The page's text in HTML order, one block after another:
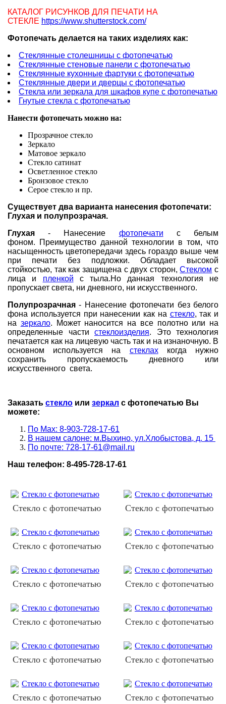
КАТАЛОГ РИСУНКОВ ДЛЯ ПЕЧАТИ НА
СТЕКЛЕ https://www.shutterstock.com/
Фотопечать делается на таких изделиях как:
Стеклянные столешницы с фотопечатью
Стеклянные стеновые панели с фотопечатью
Стеклянные кухонные фартуки с фотопечатью
Стеклянные двери и дверцы с фотопечатью
Стекла или зеркала для шкафов купе с фотопечатью
Гнутые стекла с фотопечатью
Нанести фотопечать можно на:
Прозрачное стекло
Зеркало
Матовое зеркало
Стекло сатинат
Осветленное стекло
Бронзовое стекло
Серое стекло и пр.
Существует два варианта нанесения фотопечати:
Глухая и полупрозрачая.
Глухая - Нанесение фотопечати с белым
фоном. Преимущество данной технологии в том, что
насыщенность цветопередачи здесь гораздо выше чем
при печати без подложки. Обладает высокой
стойкостью, так как защищена с двух сторон,Стеклом с
лица и пленкой с тыла.Но данная технология не
пропускает света, ни дневного, ни искусственного.
Полупрозрачная - Нанесение фотопечати без белого
фона используется при нанесении как на стекло, так и
на зеркало. Может наносится на все полотно или на
определенные части стеклоизделия. Это технология
печатается как на лицевую часть так и на изнаночную. В
основном используется на стеклахкогда нужно
сохранить пропускаемость дневного или
искусственного света.
Заказать стекло или зеркал с фотопечатью Вы
можете:
По Мах: 8-903-728-17-61
В нашем салоне: м.Выхино, ул.Хлобыстова, д. 15
По почте: 728-17-61@mail.ru
Наш телефон: 8-495-728-17-61
Стекло с фотопечатью Стекло с фотопечатью
Стекло с фотопечатью Стекло с фотопечатью
Стекло с фотопечатью Стекло с фотопечатью
Стекло с фотопечатью Стекло с фотопечатью
Стекло с фотопечатью Стекло с фотопечатью
Стекло с фотопечатью Стекло с фотопечатью